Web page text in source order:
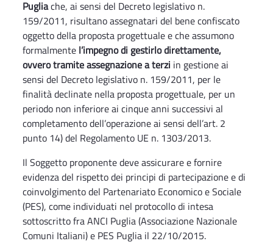
Pugliache, ai sensi del Decreto legislativo n.
159/2011, risultano assegnatari del bene confiscato
oggetto della proposta progettuale e che assumono
formalmente l’impegno di gestirlo direttamente,
ovvero tramite assegnazione a terzi in gestione ai
sensi del Decreto legislativo n. 159/2011, per le
finalità declinate nella proposta progettuale, per un
periodo non inferiore ai cinque anni successivi al
completamento dell’operazione ai sensi dell’art. 2
punto 14) del Regolamento UE n. 1303/2013.
Il Soggetto proponente deve assicurare e fornire
evidenza del rispetto dei principi di partecipazione e di
coinvolgimento del Partenariato Economico e Sociale
(PES), come individuati nel protocollo di intesa
sottoscritto fra ANCI Puglia (Associazione Nazionale
Comuni Italiani) e PES Puglia il 22/10/2015.